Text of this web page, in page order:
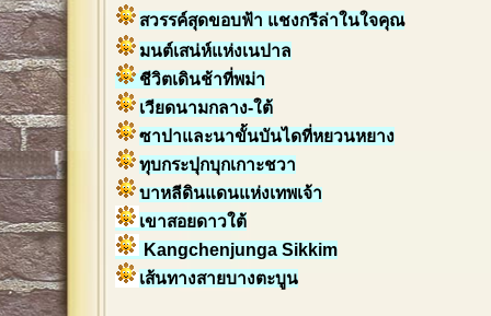
สวรรค์สุดขอบฟ้า แชงกรีล่าในใจคุณ
มนต์เสน่ห์แห่งเนปาล
ชีวิตเดินช้าที่พม่า
เวียดนามกลาง-ใต้
ซาปาและนาขั้นบันไดที่หยวนหยาง
ทุบกระปุกบุกเกาะชวา
บาหลีดินแดนแห่งเทพเจ้า
เขาสอยดาวใต้
Kangchenjunga Sikkim
เส้นทางสายบางตะบูน